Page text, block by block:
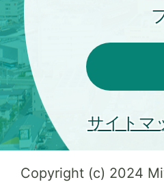
サイトマ
Copyright (c) 2024